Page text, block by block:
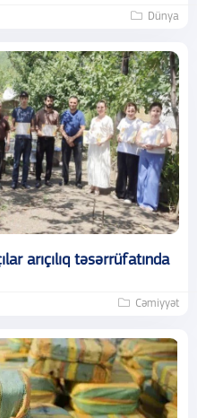
Dünya
arıçılıq təsərrüfatında
Cəmiyyət